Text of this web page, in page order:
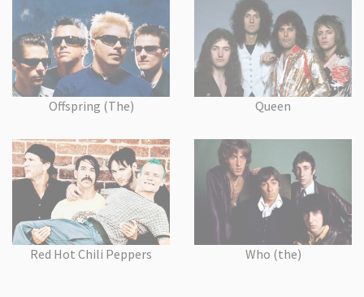
Offspring (The) Queen
Red Hot Chili Peppers Who (the)